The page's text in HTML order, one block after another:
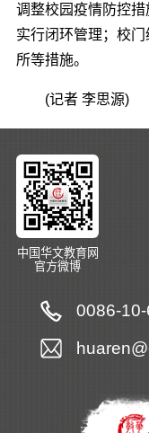
调整校园疫情防控
实行闭环管理；校
所等措施。
(记者 李思源)
中国华文教育网
官方微博
0086-